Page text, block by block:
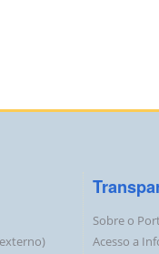
Sobre o
Acesso a